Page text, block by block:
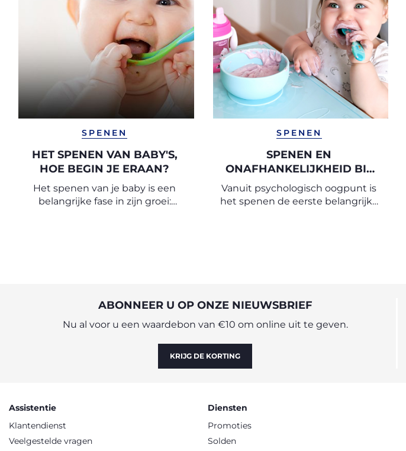
SPENEN
HET SPENEN VAN BABY'S,
HOE BEGIN JE ERAAN?
Het spenen van je baby is een
belangrijke fase in zijn groei:
SPENEN
SPENEN EN
ONAFHANKELIJKHEID BIJ
BABY'S
Vanuit psychologisch oogpunt is
het spenen de eerste belangrijke
ABONNEER U OP ONZE NIEUWSBRIEF
Nu al voor u een waardebon van €10 om online uit te geven.
KRIJG DE KORTING
Assistentie
Klantendienst
Veelgestelde vragen
Diensten
Promoties
Solden